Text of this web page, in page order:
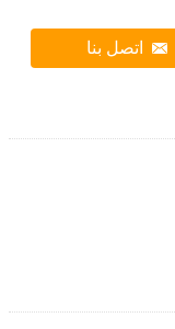
اتصل بنا